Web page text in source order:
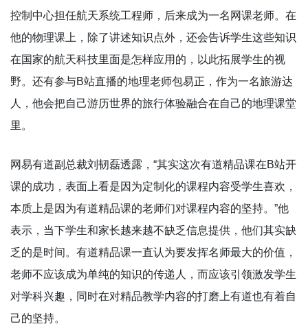
控制中心担任航天系统工程师，后来成为一名网课老师。在
他的物理课上，除了讲述知识点外，还会告诉学生这些知识
在国家的航天科技里面是怎样应用的，以此拓展学生的视
野。还有参与B站直播的地理老师包易正，作为一名旅游达
人，他会把自己游历世界的旅行体验融合在自己的地理课堂
里。
网易有道副总裁刘韧磊透露，“其实这次有道精品课在B站开
课的成功，表面上看是因为定制化的课程内容受学生喜欢，
本质上是因为有道精品课的老师们对课程内容的坚持。”他
表示，当下学生和家长越来越不缺乏信息提供，他们其实缺
乏的是时间。有道精品课一直认为要发挥名师最大的价值，
老师不应该成为单纯的知识的传递人，而应该引领激发学生
对学科兴趣，同时在对精品教学内容的打磨上有道也有着自
己的坚持。